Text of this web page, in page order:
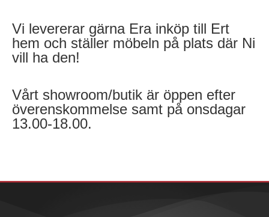
Vi levererar gärna Era inköp till Ert
hem och ställer möbeln på plats där Ni
vill ha den!
Vårt showroom/butik är öppen efter
överenskommelse samt på onsdagar
13.00-18.00.